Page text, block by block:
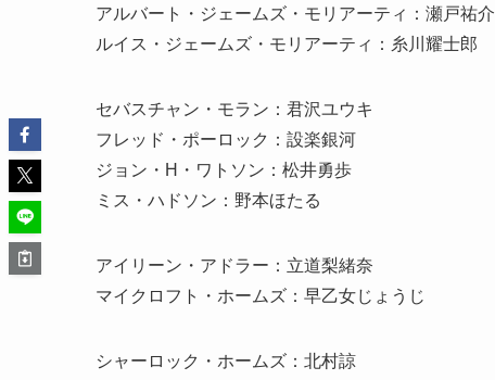
アルバート・ジェームズ・モリアーティ：瀬戸祐介
ルイス・ジェームズ・モリアーティ：糸川耀士郎
セバスチャン・モラン：君沢ユウキ
フレッド・ポーロック：設楽銀河
ジョン・H・ワトソン：松井勇歩
ミス・ハドソン：野本ほたる
アイリーン・アドラー：立道梨緒奈
マイクロフト・ホームズ：早乙女じょうじ
シャーロック・ホームズ：北村諒